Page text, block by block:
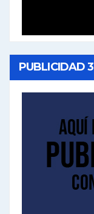
PUBLICIDAD 3